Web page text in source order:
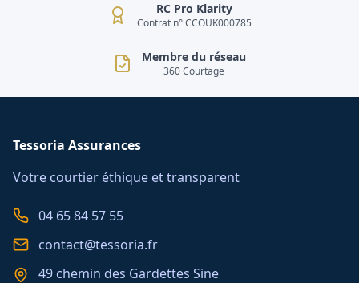
RC Pro Klarity
Contrat n° CCOUK000785
Membre du réseau
360 Courtage
Tessoria Assurances
Votre courtier éthique et transparent
04 65 84 57 55
contact@tessoria.fr
49 chemin des Gardettes Sine